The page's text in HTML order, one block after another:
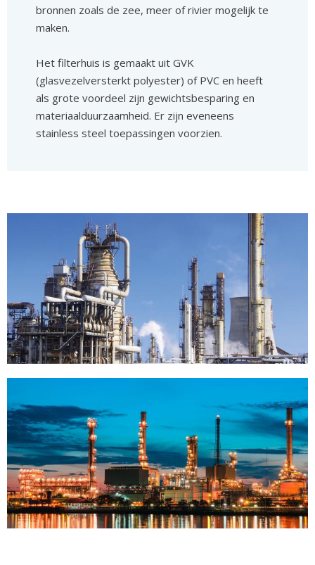
bronnen zoals de zee, meer of rivier mogelijk te
maken.
Het filterhuis is gemaakt uit GVK
(glasvezelversterkt polyester) of PVC en heeft
als grote voordeel zijn gewichtsbesparing en
materiaalduurzaamheid. Er zijn eveneens
stainless steel toepassingen voorzien.